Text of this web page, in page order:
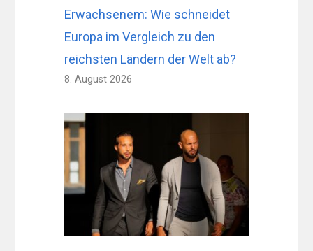
Erwachsenem: Wie schneidet
Europa im Vergleich zu den
reichsten Ländern der Welt ab?
8. August 2026